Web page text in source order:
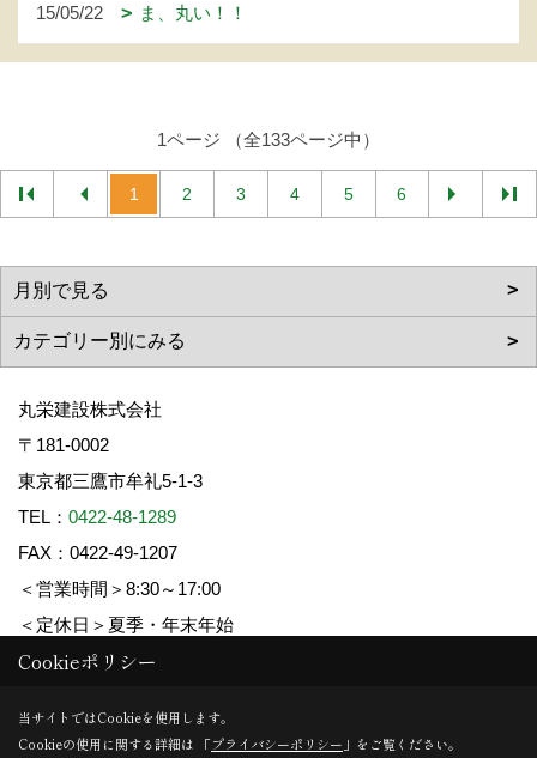
15/05/22 ま、丸い！！
1ページ （全133ページ中）
1 2 3 4 5 6
丸栄建設株式会社
〒181-0002
東京都三鷹市牟礼5-1-3
TEL： 0422-48-1289
FAX：0422-49-1207
＜営業時間＞8:30～17:00
＜定休日＞夏季・年末年始
Copyright (c) 丸栄建設. All Rights Reserved.
Produced byゴデスクリエイト
Cookieポリシー
当サイトではCookieを使用します。
Cookieの使用に関する詳細は 「プライバシーポリシー 」をご覧ください。